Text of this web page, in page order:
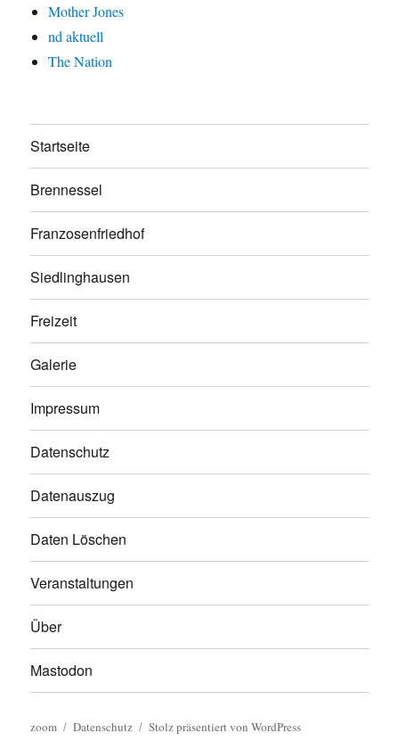
Mother Jones
nd aktuell
The Nation
Startseite
Brennessel
Franzosenfriedhof
Siedlinghausen
Freizeit
Galerie
Impressum
Datenschutz
Datenauszug
Daten Löschen
Veranstaltungen
Über
Mastodon
zoom Datenschutz Stolz präsentiert von WordPress